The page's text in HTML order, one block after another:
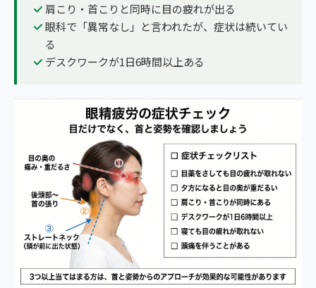
肩こり・首こりと同時に目の疲れが出る
眼科で「異常なし」と言われたが、症状は続いてい
る
デスクワークが1日6時間以上ある